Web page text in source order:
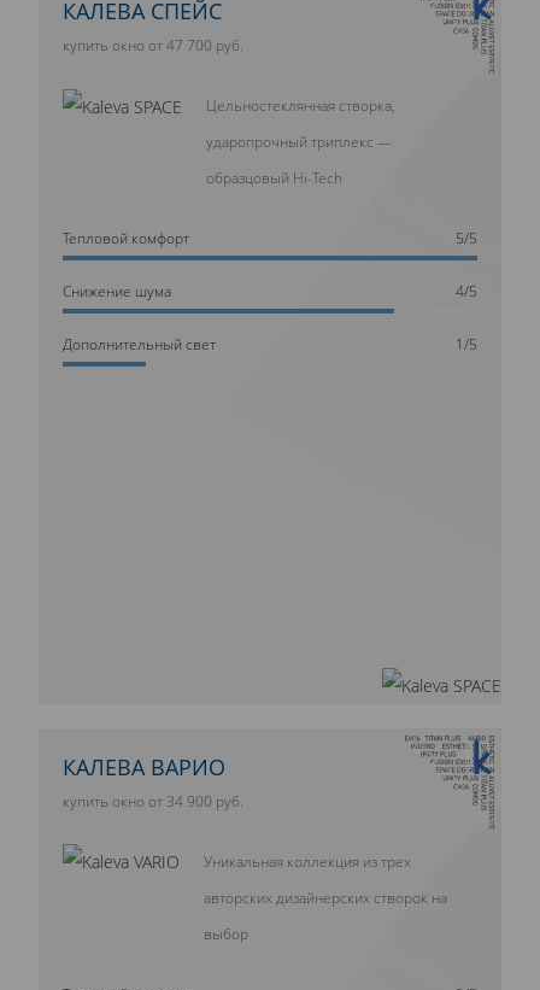
10 ЛЕТ ГАРАНТИИ
КАЛЕВА СПЕЙС
купить окно от 47 700 руб.
Цельностеклянная створка,
ударопрочный триплекс —
образцовый Hi-Tech
Тепловой комфорт 5/5
Cнижение шума 4/5
Дополнительный свет 1/5
10 ЛЕТ ГАРАНТИИ
КАЛЕВА ВАРИО
купить окно от 34 900 руб.
Уникальная коллекция из трех
авторских дизайнерских створок на
выбор